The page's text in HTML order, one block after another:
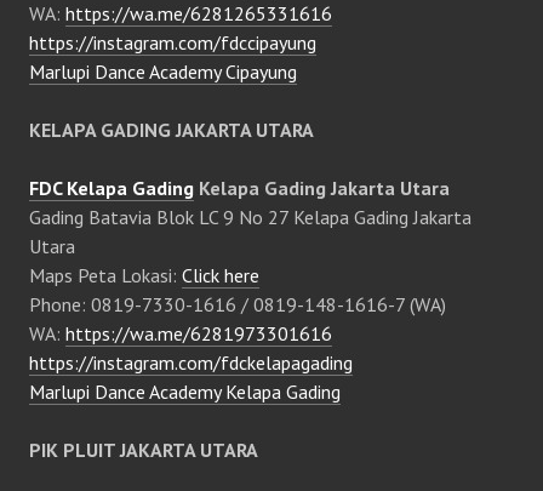
WA: https://wa.me/6281265331616
https://instagram.com/fdccipayung
Marlupi Dance Academy Cipayung
KELAPA GADING JAKARTA UTARA
FDC Kelapa Gading Kelapa Gading Jakarta Utara
Gading Batavia Blok LC 9 No 27 Kelapa Gading Jakarta
Utara
Maps Peta Lokasi: Click here
Phone: 0819-7330-1616 / 0819-148-1616-7 (WA)
WA: https://wa.me/6281973301616
https://instagram.com/fdckelapagading
Marlupi Dance Academy Kelapa Gading
PIK PLUIT JAKARTA UTARA